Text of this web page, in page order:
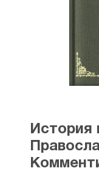
История